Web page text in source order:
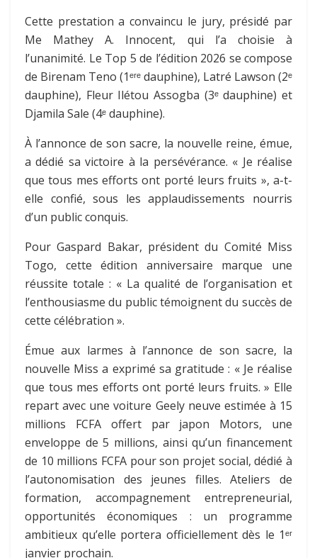
Cette prestation a convaincu le jury, présidé par
Me Mathey A. Innocent, qui l’a choisie à
l’unanimité. Le Top 5 de l’édition 2026 se compose
de Birenam Teno (1ᵉʳᵉ dauphine), Latré Lawson (2ᵉ
dauphine), Fleur Ilétou Assogba (3ᵉ dauphine) et
Djamila Sale (4ᵉ dauphine).
À l’annonce de son sacre, la nouvelle reine, émue,
a dédié sa victoire à la persévérance. « Je réalise
que tous mes efforts ont porté leurs fruits », a-t-
elle confié, sous les applaudissements nourris
d’un public conquis.
Pour Gaspard Bakar, président du Comité Miss
Togo, cette édition anniversaire marque une
réussite totale : « La qualité de l’organisation et
l’enthousiasme du public témoignent du succès de
cette célébration ».
Émue aux larmes à l’annonce de son sacre, la
nouvelle Miss a exprimé sa gratitude : « Je réalise
que tous mes efforts ont porté leurs fruits. » Elle
repart avec une voiture Geely neuve estimée à 15
millions FCFA offert par japon Motors, une
enveloppe de 5 millions, ainsi qu’un financement
de 10 millions FCFA pour son projet social, dédié à
l’autonomisation des jeunes filles. Ateliers de
formation, accompagnement entrepreneurial,
opportunités économiques : un programme
ambitieux qu’elle portera officiellement dès le 1ᵉʳ
janvier prochain.